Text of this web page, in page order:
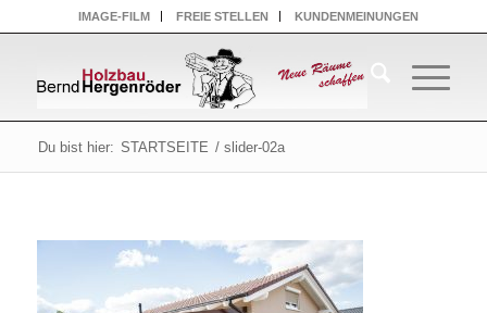
IMAGE-FILM FREIE STELLEN KUNDENMEINUNGEN
Du bist hier: STARTSEITE / slider-02a